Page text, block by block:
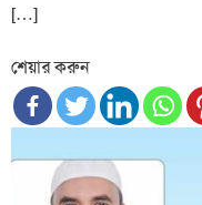
[…]
শেয়ার করুন